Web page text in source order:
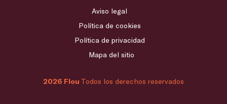
2026 Flou Todos los derechos reservados
Aviso legal
Política de cookies
Política de privacidad
Mapa del sitio